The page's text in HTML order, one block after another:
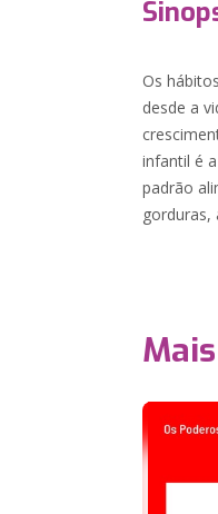
Os
desde a
infantil é
padrão
gorduras,